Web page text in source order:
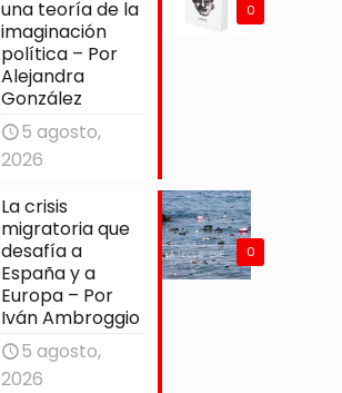
0
una teoría de la
imaginación
política – Por
Alejandra
González
5 agosto,
2026
0
La crisis
migratoria que
desafía a
España y a
Europa – Por
Iván Ambroggio
5 agosto,
2026